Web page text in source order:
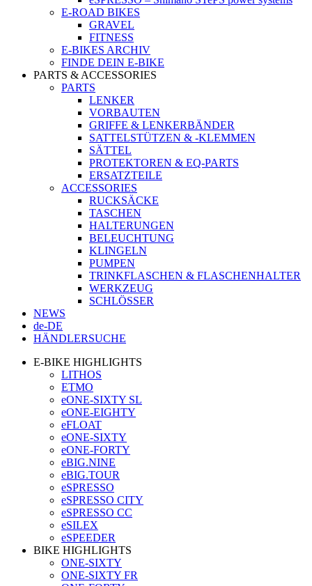
E-ROAD BIKES
GRAVEL
FITNESS
E-BIKES ARCHIV
FINDE DEIN E-BIKE
PARTS & ACCESSORIES
PARTS
LENKER
VORBAUTEN
GRIFFE & LENKERBÄNDER
SATTELSTÜTZEN & -KLEMMEN
SÄTTEL
PROTEKTOREN & EQ-PARTS
ERSATZTEILE
ACCESSORIES
RUCKSÄCKE
TASCHEN
HALTERUNGEN
BELEUCHTUNG
KLINGELN
PUMPEN
TRINKFLASCHEN & FLASCHENHALTER
WERKZEUG
SCHLÖSSER
NEWS
de-DE
HÄNDLERSUCHE
E-BIKE HIGHLIGHTS
LITHOS
ETMO
eONE-SIXTY SL
eONE-EIGHTY
eFLOAT
eONE-SIXTY
eONE-FORTY
eBIG.NINE
eBIG.TOUR
eSPRESSO
eSPRESSO CITY
eSPRESSO CC
eSILEX
eSPEEDER
BIKE HIGHLIGHTS
ONE-SIXTY
ONE-SIXTY FR